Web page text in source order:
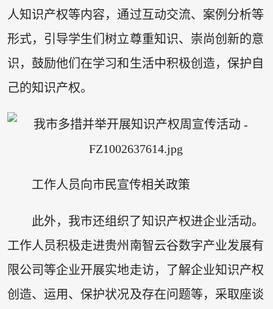
人知识产权等内容，通过互动交流、案例分析等
形式，引导学生们树立尊重知识、崇尚创新的意
识，鼓励他们在学习和生活中积极创造，保护自
己的知识产权。
工作人员向市民宣传相关政策
此外，我市还组织了知识产权进企业活动。
工作人员积极走进贵州南智云谷数字产业发展有
限公司等企业开展实地走访，了解企业知识产权
创造、运用、保护状况及存在问题等，采取座谈